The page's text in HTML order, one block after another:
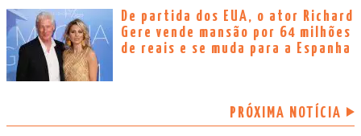
De partida dos EUA, o ator Richard
Gere vende mansão por 64 milhões
de reais e se muda para a Espanha
PRÓXIMA NOTÍCIA